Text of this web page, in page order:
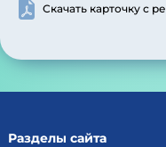
Скачать карточку с
Разделы сайта